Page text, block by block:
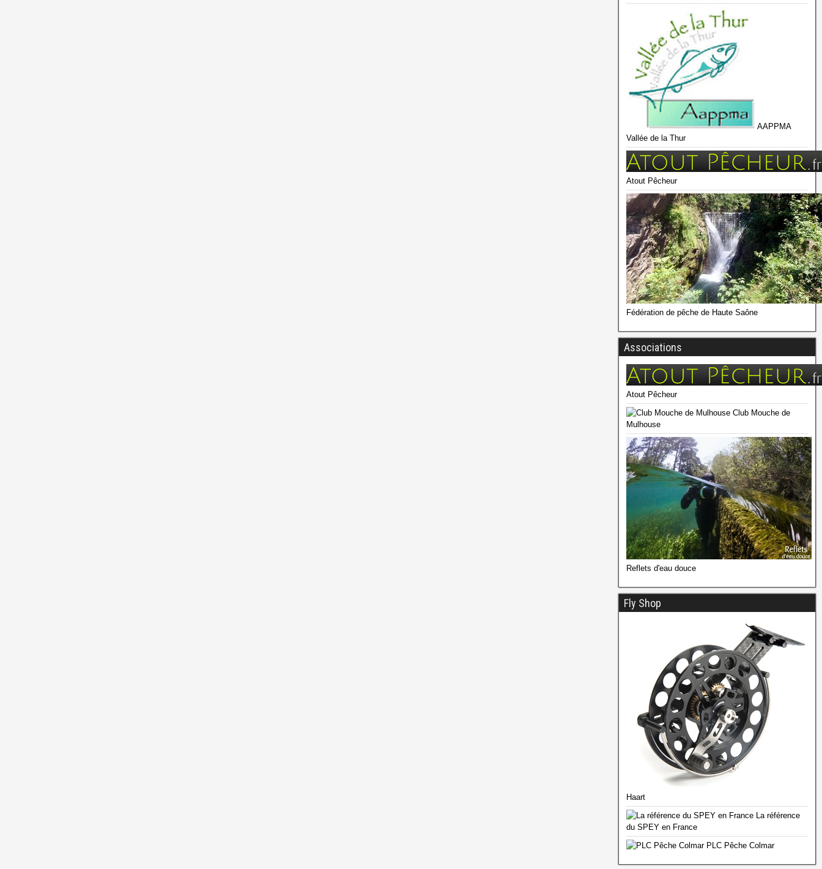
AAPPMA
Vallée de la Thur
Atout Pêcheur
Fédération de pêche de Haute Saône
Associations
Atout Pêcheur
Club Mouche de
Mulhouse
Reflets d'eau douce
Fly Shop
Haart
La référence
du SPEY en France
PLC Pêche Colmar